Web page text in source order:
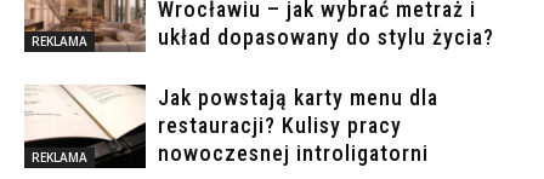
REKLAMA
Wrocławiu – jak wybrać metraż i
układ dopasowany do stylu życia?
REKLAMA
Jak powstają karty menu dla
restauracji? Kulisy pracy
nowoczesnej introligatorni